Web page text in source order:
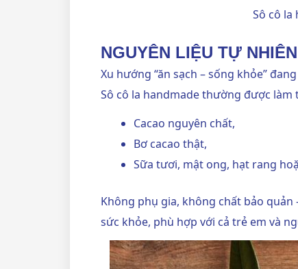
Sô cô
NGUYÊN LIỆU TỰ
Xu hướng “ăn sạch – sống khỏe”
Sô cô la handmade thường được làm
Cacao nguyên chất,
Bơ cacao thật,
Sữa tươi, mật ong, hạt rang
Không phụ gia, không chất bảo
sức khỏe, phù hợp với cả trẻ em và